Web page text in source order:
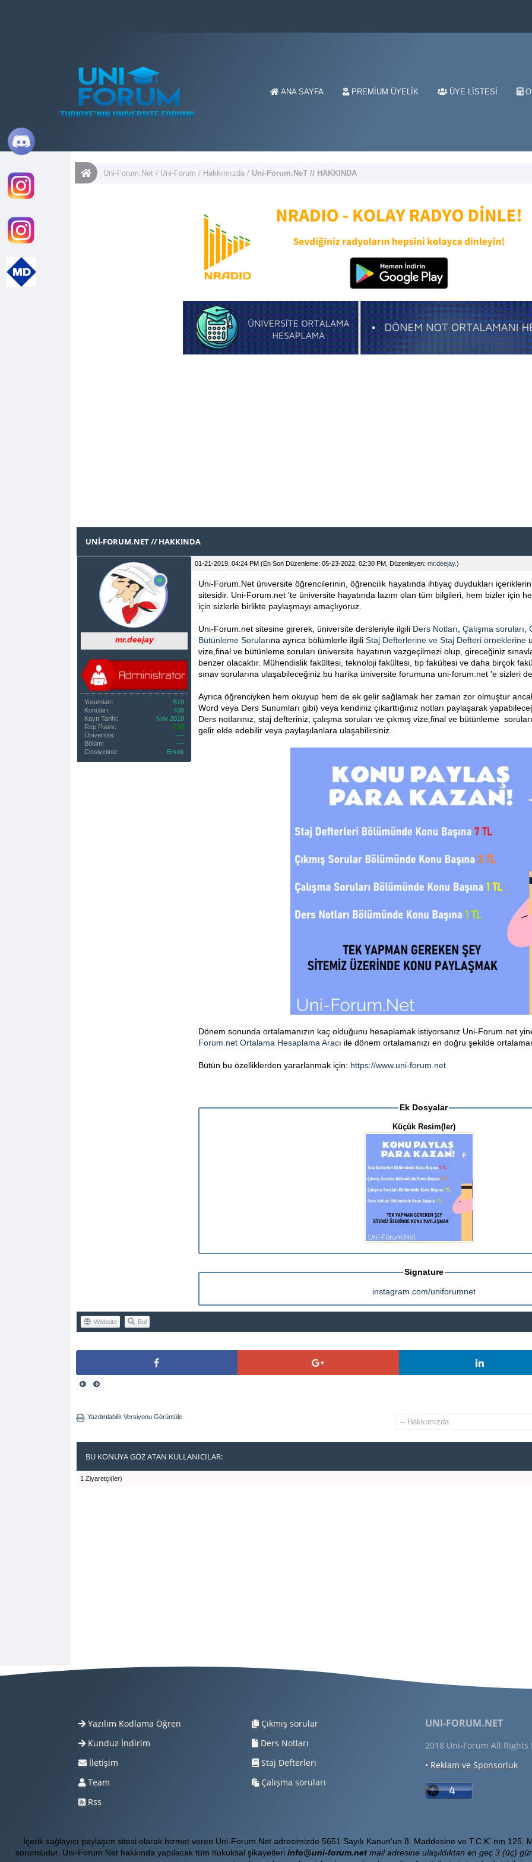
ANA SAYFA PREMIUM ÜYELIK ÜYE LISTESI
Uni-Forum.Net/ Uni-Forum / Hakkımızda / Uni-Forum.NeT // HAKKINDA
0 OY(LAR) - 0 ORTALAMA
UNI-FORUM.NET // HAKKINDA
mr.deejay
Yorumları:
519
Konuları:
438
Kayıt Tarihi:
Nov 2018
Rep Puanı:
139
Üniversite:
---
Bölüm:
---
Cinsiyetiniz:
Erkek
01-21-2019, 04:24 PM (En Son Düzenleme: 05-23-2022, 02:30 PM, Düzenleyen: mr.deejay.)
Uni-Forum.Net üniversite öğrencilerinin, öğrencilik hayatında ihtiyaç duydukları içeriklerin
sitesidir. Uni-Forum.net 'te üniversite hayatında lazım olan tüm bilgileri, hem bizler için
için sizlerle birlikte paylaşmayı amaçlıyoruz.
Uni-Forum.net sitesine girerek, üniversite dersleriyle ilgili Ders Notları Çalışma soruları
Bütünleme Sorularına ayrıca bölümlerle ilgili Staj Defterlerine ve Staj Defteri örneklerine
vize,final ve bütünleme soruları üniversite hayatının vazgeçilmezi olup, gireceğiniz
benzer olacaktır. Mühendislik fakültesi, teknoloji fakültesi, tıp fakültesi ve daha birçok
sınav sorularına ulaşabileceğiniz bu harika üniversite forumuna uni-forum.net 'e sizleri
Ayrıca öğrenciyken hem okuyup hem de ek gelir sağlamak her zaman zor olmuştur
Word veya Ders Sunumları gibi) veya kendiniz çıkarttığınız notları paylaşarak
Ders notlarınız, staj defteriniz, çalışma soruları ve çıkmış vize,final ve bütünleme
gelir elde edebilir veya paylaşılanlara ulaşabilirsiniz.
Dönem sonunda ortalamanızın kaç olduğunu hesaplamak istiyorsanız Uni-Forum.net
Forum.net Ortalama Hesaplama Aracı ile dönem ortalamanızı en doğru şekilde
Bütün bu özelliklerden yararlanmak için: https://www.uni-forum.net
Ek Dosyalar
Küçük Resim(ler)
Signature
instagram.com/uniforumnet
Website Bul
Yazdırılabilir Versiyonu Görüntüle
BU KONUYA GÖZ ATAN KULLANICILAR:
1 Ziyaretçi(ler)
Yazılım Kodlama Öğren
Kunduz İndirim
İletişim
Team
Rss
Çıkmış sorular
Ders Notları
Staj Defterleri
Çalışma soruları
UNI-FORUM.NET
2018 Uni-Forum All Rights
• Reklam ve Sponsorluk
İçerik sağlayıcı paylaşım sitesi olarak hizmet veren Uni-Forum.Net adresimizde 5651 Sayılı Kanun'un 8. Maddesine ve T.C.K' nın
sorumludur. Uni-Forum.Net hakkında yapılacak tüm hukuksal şikayetleri info@uni-forum.netmail adresine ulaşıldıktan en geç 3 (üç)